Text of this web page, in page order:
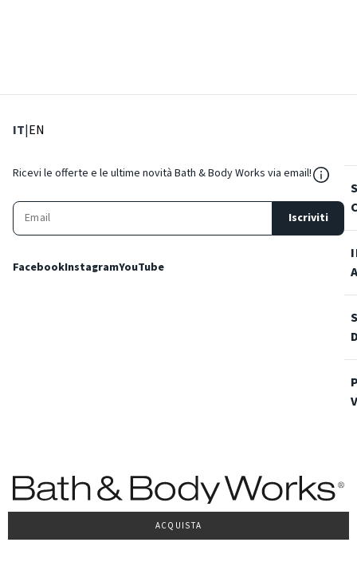
ACQUISTA
IT: Lingua corrente
|EN
Ricevi le offerte e le ultime novità Bath & Body Works via email!
Iscriviti
FacebookInstagramYouTube
Condizioni Generali di venditaPrivacy PolicyCookie PolicyAccessibilità